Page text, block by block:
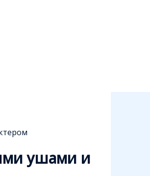
ушами и